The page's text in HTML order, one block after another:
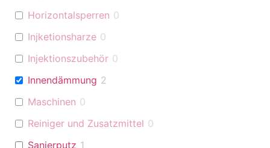
Horizontalsperren 0
Injketionsharze 0
Injektionszubehör 0
Innendämmung 2
Maschinen 0
Reiniger und Zusatzmittel 0
Sanierputz 1